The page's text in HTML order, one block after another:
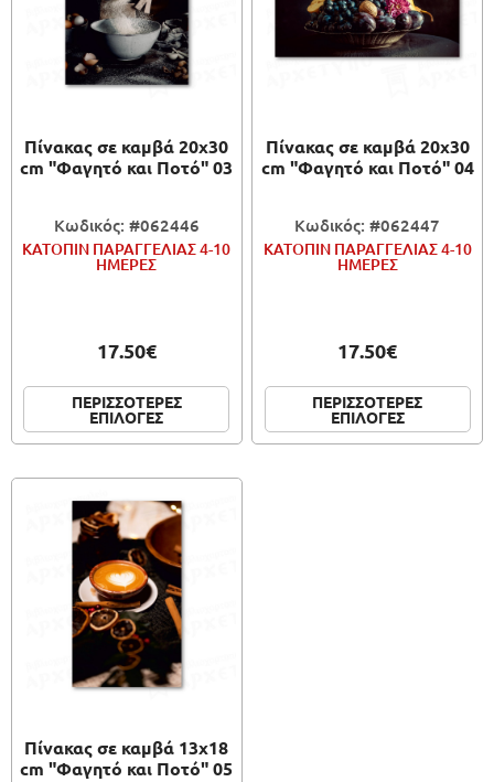
Πίνακας σε καμβά 20x30
cm "Φαγητό και Ποτό" 03
Κωδικός: #062446
ΚΑΤΟΠΙΝ ΠΑΡΑΓΓΕΛΙΑΣ 4-10
ΗΜΕΡΕΣ
17.50€
ΠΕΡΙΣΣΟΤΕΡΕΣ
ΕΠΙΛΟΓΕΣ
Πίνακας σε καμβά 20x30
cm "Φαγητό και Ποτό" 04
Κωδικός: #062447
ΚΑΤΟΠΙΝ ΠΑΡΑΓΓΕΛΙΑΣ 4-10
ΗΜΕΡΕΣ
17.50€
ΠΕΡΙΣΣΟΤΕΡΕΣ
ΕΠΙΛΟΓΕΣ
Πίνακας σε καμβά 13x18
cm "Φαγητό και Ποτό" 05